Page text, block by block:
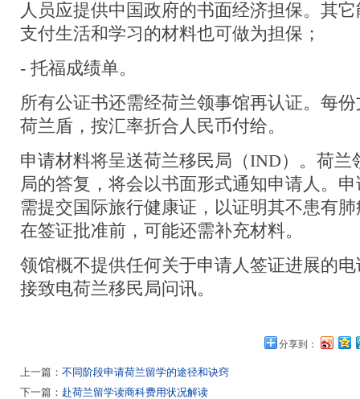
人员应提供中国政府的书面经济担保。其
支付生活和学习的材料也可做为担保；
- 托福成绩单。
所有公证书还需经荷兰领事馆再认证。每
荷兰盾，按汇率折合人民币付给。
申请材料将呈送荷兰移民局（IND）。荷兰
局的答复，将会以书面形式通知申请人。
需提交国际旅行健康证，以证明其不患有
在签证批准前，可能还需补充材料。
领馆概不提供任何关于申请人签证进展的
接致电荷兰移民局问讯。
分享到：
上一篇： 不同阶段申请荷兰留学的途径和诀窍
下一篇： 赴荷兰留学读商科费用状况解读